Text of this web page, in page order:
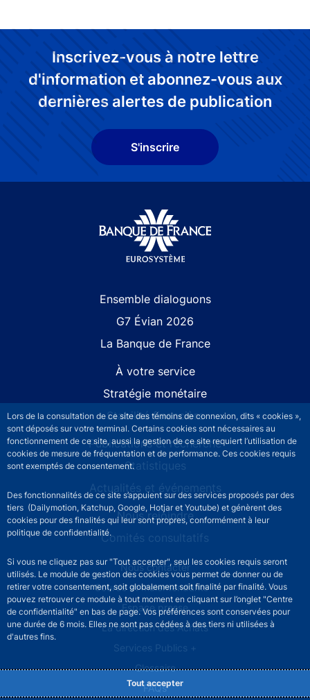
Lors de la consultation de ce site des témoins de connexion, dits « cookies »,
sont déposés sur votre terminal. Certains cookies sont nécessaires au
fonctionnement de ce site, aussi la gestion de ce site requiert l’utilisation de
cookies de mesure de fréquentation et de performance. Ces cookies requis
sont exemptés de consentement.
Des fonctionnalités de ce site s’appuient sur des services proposés par des
tiers (Dailymotion, Katchup, Google, Hotjar et Youtube) et génèrent des
cookies pour des finalités qui leur sont propres, conformément à leur
politique de confidentialité.
Si vous ne cliquez pas sur "Tout accepter", seul les cookies requis seront
utilisés. Le module de gestion des cookies vous permet de donner ou de
retirer votre consentement, soit globalement soit finalité par finalité. Vous
pouvez retrouver ce module à tout moment en cliquant sur l’onglet "Centre
de confidentialité" en bas de page. Vos préférences sont conservées pour
une durée de 6 mois. Elles ne sont pas cédées à des tiers ni utilisées à
d'autres fins.
Tout accepter
Inscrivez-vous à notre lettre
d'information et abonnez-vous aux
dernières alertes de publication
S'inscrire
Ensemble dialoguons
G7 Évian 2026
La Banque de France
À votre service
Stratégie monétaire
Stabilité financière
Publications et recherche
Statistiques
Actualités et événements
Nous rejoindre
Comités consultatifs
Footer secondary menuNous contacter
Sourds et malentendants
Espace presse
La direction des Achats
Services Publics +
Glossaire
FAQs